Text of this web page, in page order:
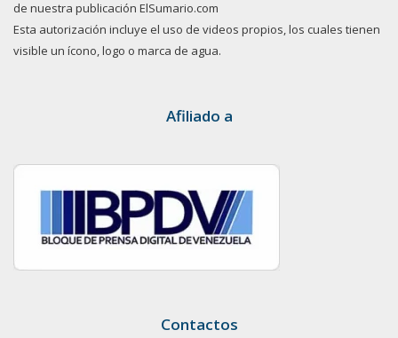
de nuestra publicación ElSumario.com
Esta autorización incluye el uso de videos propios, los cuales tienen
visible un ícono, logo o marca de agua.
Afiliado a
Contactos